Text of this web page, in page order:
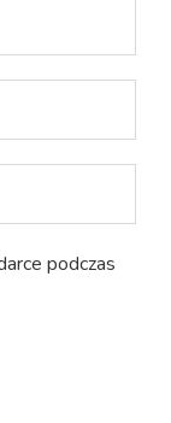
podczas